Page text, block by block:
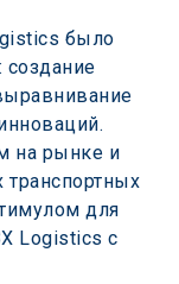
было
создание
на рынке и
для
Logistics с